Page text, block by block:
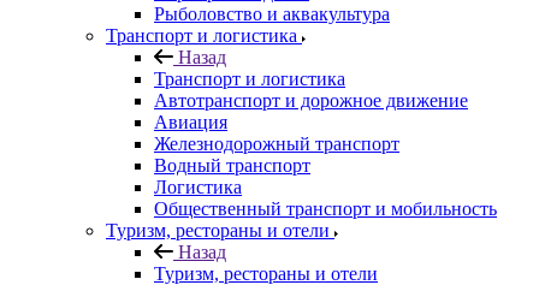
Рыболовство и аквакультура
Транспорт и логистика
Назад
Транспорт и логистика
Автотранспорт и дорожное движение
Авиация
Железнодорожный транспорт
Водный транспорт
Логистика
Общественный транспорт и мобильность
Туризм, рестораны и отели
Назад
Туризм, рестораны и отели